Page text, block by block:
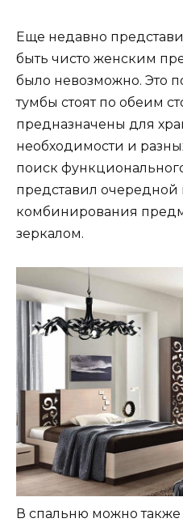
Еще недавно
быть чисто женским
было невозможно. Это
тумбы стоят по обеим
предназначены для
необходимости и
поиск
представил очередной
комбинирования
зеркалом.
В спальню можно также